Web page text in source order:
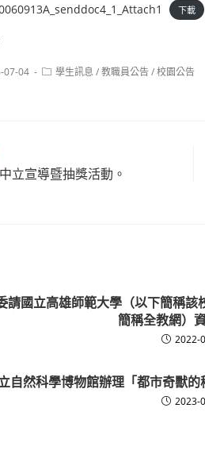
下載
07-04
Post學生訊息 /教職員公告/校園公告
立宣導暨抽獎活動。
請國立高雄師範大學（以下簡稱
簡稱全教網）
2022-
自然科學博物館辦理「都市奇獸
2023-